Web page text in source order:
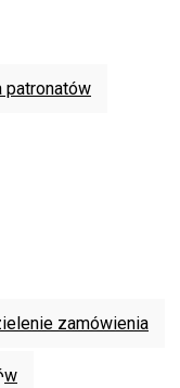
patronatów
zamówienia